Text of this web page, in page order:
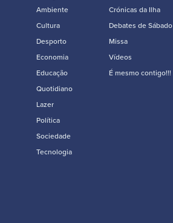
Ambiente
Cultura
Desporto
Economia
Educação
Quotidiano
Lazer
Política
Sociedade
Tecnologia
Crónicas da Ilha
Debates de Sábado
Missa
Vídeos
É mesmo contigo!!!